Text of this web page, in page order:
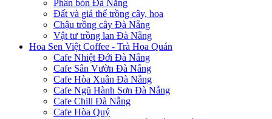
Phân bón Đà Nẵng
Đất và giá thể trồng cây, hoa
Chậu trồng cây Đà Nẵng
Vật tư trồng lan Đà Nẵng
Hoa Sen Việt Coffee - Trà Hoa Quán
Cafe Nhiệt Đới Đà Nẵng
Cafe Sân Vườn Đà Nẵng
Cafe Hòa Xuân Đà Nẵng
Cafe Ngũ Hành Sơn Đà Nẵng
Cafe Chill Đà Nẵng
Cafe Hòa Quý